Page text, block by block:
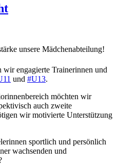
unsere Mädchenabteilung!
wir engagierte Trainerinnen und
und #U13.
möchten wir
auch zweite
wir motivierte Unterstützung
sportlich und persönlich
wachsenden und